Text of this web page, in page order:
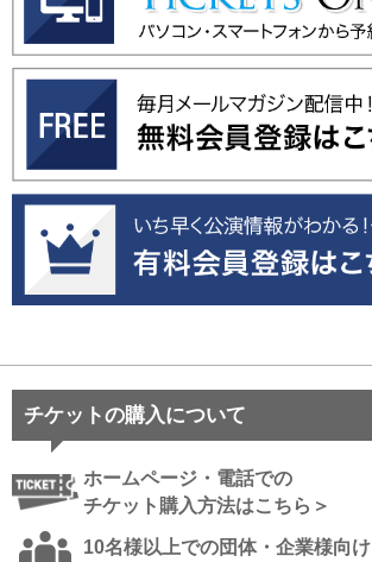
チケットの購入について
ホームページ・電話での
チケット購入方法はこちら＞
10名様以上での団体・企業様向け